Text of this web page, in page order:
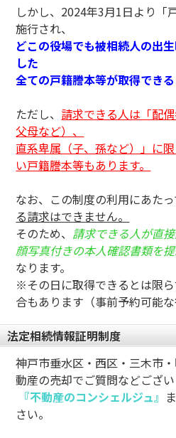
しかし、2024年3月1日より「
施行され、
どこの役場でも被相続人の出
した
全ての戸籍謄本等が取得でき
ただし、 請求できる人は「配
父母など）、
直系卑属（子、孫など）」に
い戸籍謄本等もあります。
なお、この制度の利用にあた
る請求はできません。
そのため、 請求できる人が直接
顔写真付きの本人確認書類を
なります。
※その日に取得できるとは限
合もあります（事前予約可能な
法定相続情報証明制度
神戸市垂水区・西区・三木市
動産の売却でご質問などござい
『不動産のコンシェルジュ』
さい。